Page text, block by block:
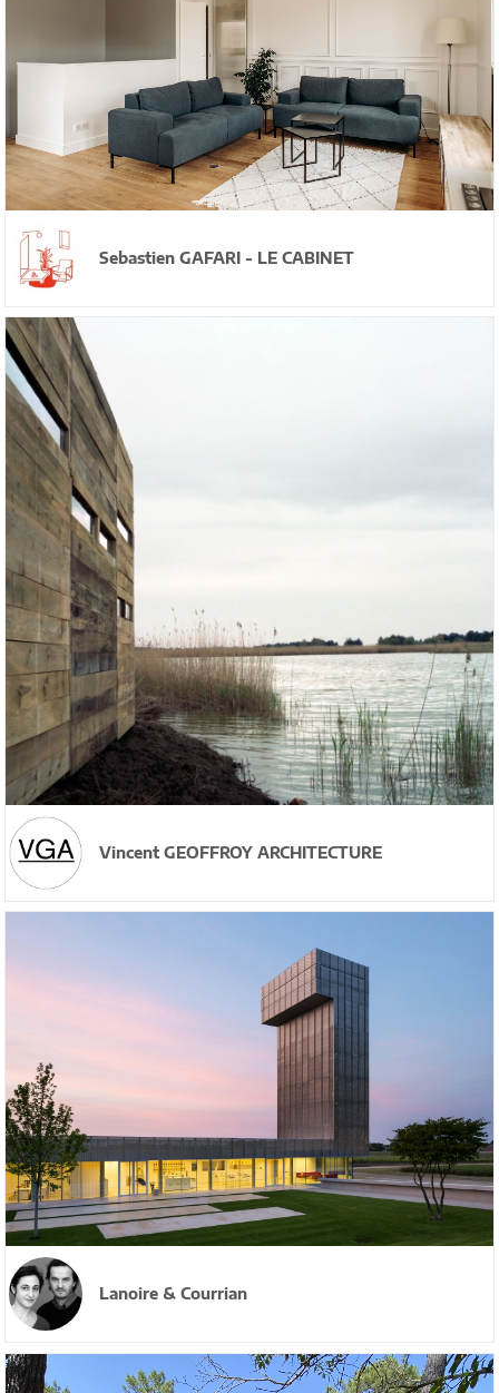
Sebastien GAFARI - LE CABINET
Vincent GEOFFROY ARCHITECTURE
Lanoire & Courrian